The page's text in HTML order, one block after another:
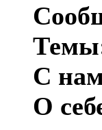
С
О